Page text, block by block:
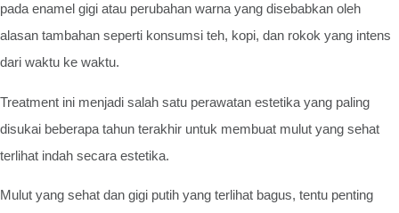
pada enamel gigi atau perubahan warna yang disebabkan oleh
alasan tambahan seperti konsumsi teh, kopi, dan rokok yang intens
dari waktu ke waktu.
Treatment ini menjadi salah satu perawatan estetika yang paling
disukai beberapa tahun terakhir untuk membuat mulut yang sehat
terlihat indah secara estetika.
Mulut yang sehat dan gigi putih yang terlihat bagus, tentu penting